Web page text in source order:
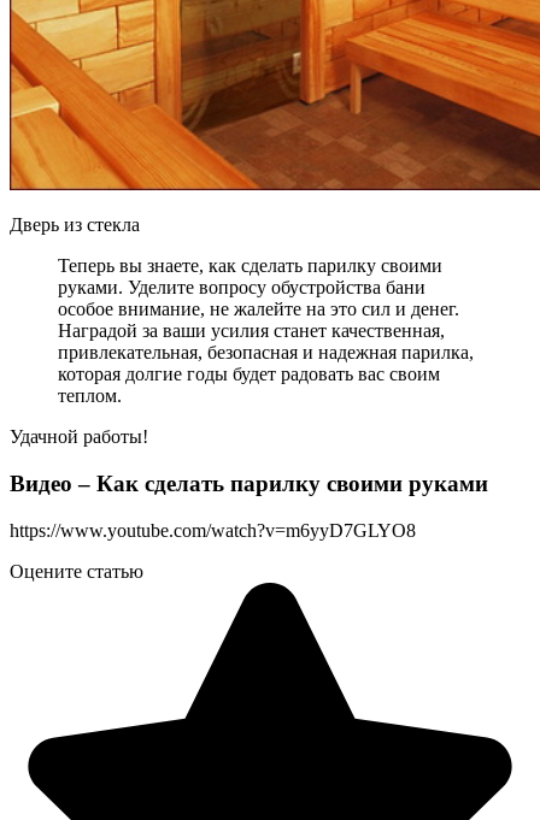
Дверь из стекла
Теперь вы знаете, как сделать парилку своими
руками. Уделите вопросу обустройства бани
особое внимание, не жалейте на это сил и денег.
Наградой за ваши усилия станет качественная,
привлекательная, безопасная и надежная парилка,
которая долгие годы будет радовать вас своим
теплом.
Удачной работы!
Видео – Как сделать парилку своими руками
https://www.youtube.com/watch?v=m6yyD7GLYO8
Оцените статью